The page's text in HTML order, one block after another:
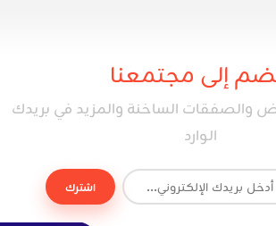
إلى مجتمعنا
والصفقات الساخنة والمزيد في بريدك
الوارد
اشترك